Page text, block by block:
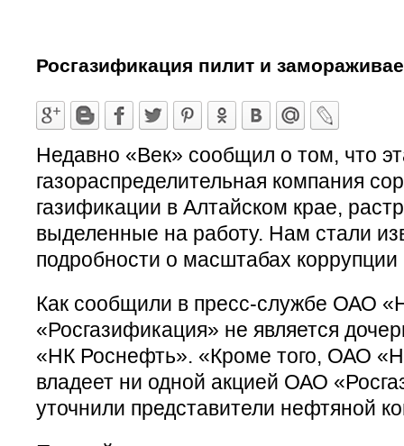
Росгазификация пилит и
Недавно «Век» сообщил о том, что
газораспределительная компания
газификации в Алтайском крае,
выделенные на работу. Нам стали
подробности о масштабах
Как сообщили в пресс-службе ОАО
«Росгазификация» не является
«НК Роснефть». «Кроме того, ОАО
владеет ни одной акцией ОАО
уточнили представители нефтяной